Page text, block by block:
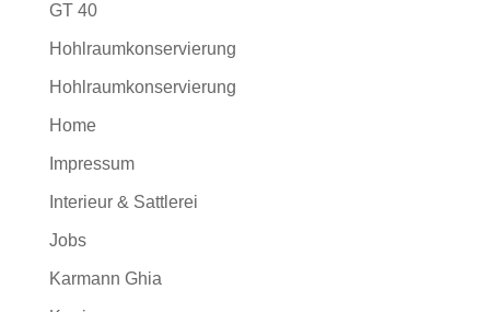
GT 40
Hohlraumkonservierung
Hohlraumkonservierung
Home
Impressum
Interieur & Sattlerei
Jobs
Karmann Ghia